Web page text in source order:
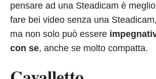
pensare ad una Steadicam è
fare bei video senza una
ma non solo può essere
con se, anche se molto compatta.